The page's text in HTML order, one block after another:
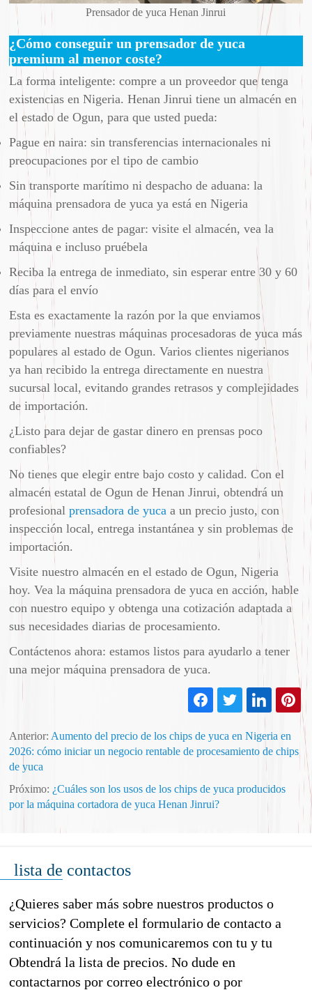
Prensador de yuca Henan Jinrui
¿Cómo conseguir un prensador de yuca
premium al menor coste?
La forma inteligente: compre a un proveedor que tenga
existencias en Nigeria. Henan Jinrui tiene un almacén en
el estado de Ogun, para que usted pueda:
Pague en naira: sin transferencias internacionales ni
preocupaciones por el tipo de cambio
Sin transporte marítimo ni despacho de aduana: la
máquina prensadora de yuca ya está en Nigeria
Inspeccione antes de pagar: visite el almacén, vea la
máquina e incluso pruébela
Reciba la entrega de inmediato, sin esperar entre 30 y 60
días para el envío
Esta es exactamente la razón por la que enviamos
previamente nuestras máquinas procesadoras de yuca más
populares al estado de Ogun. Varios clientes nigerianos
ya han recibido la entrega directamente en nuestra
sucursal local, evitando grandes retrasos y complejidades
de importación.
¿Listo para dejar de gastar dinero en prensas poco
confiables?
No tienes que elegir entre bajo costo y calidad. Con el
almacén estatal de Ogun de Henan Jinrui, obtendrá un
profesionalprensadora de yuca a un precio justo, con
inspección local, entrega instantánea y sin problemas de
importación.
Visite nuestro almacén en el estado de Ogun, Nigeria
hoy. Vea la máquina prensadora de yuca en acción, hable
con nuestro equipo y obtenga una cotización adaptada a
sus necesidades diarias de procesamiento.
Contáctenos ahora: estamos listos para ayudarlo a tener
una mejor máquina prensadora de yuca.
Anterior: Aumento del precio de los chips de yuca en Nigeria en
2026: cómo iniciar un negocio rentable de procesamiento de chips
de yuca
Próximo: ¿Cuáles son los usos de los chips de yuca producidos
por la máquina cortadora de yuca Henan Jinrui?
lista de contactos
¿Quieres saber más sobre nuestros productos o
servicios? Complete el formulario de contacto a
continuación y nos comunicaremos con tu y tu
Obtendrá la lista de precios. No dude en
contactarnos por correo electrónico o por